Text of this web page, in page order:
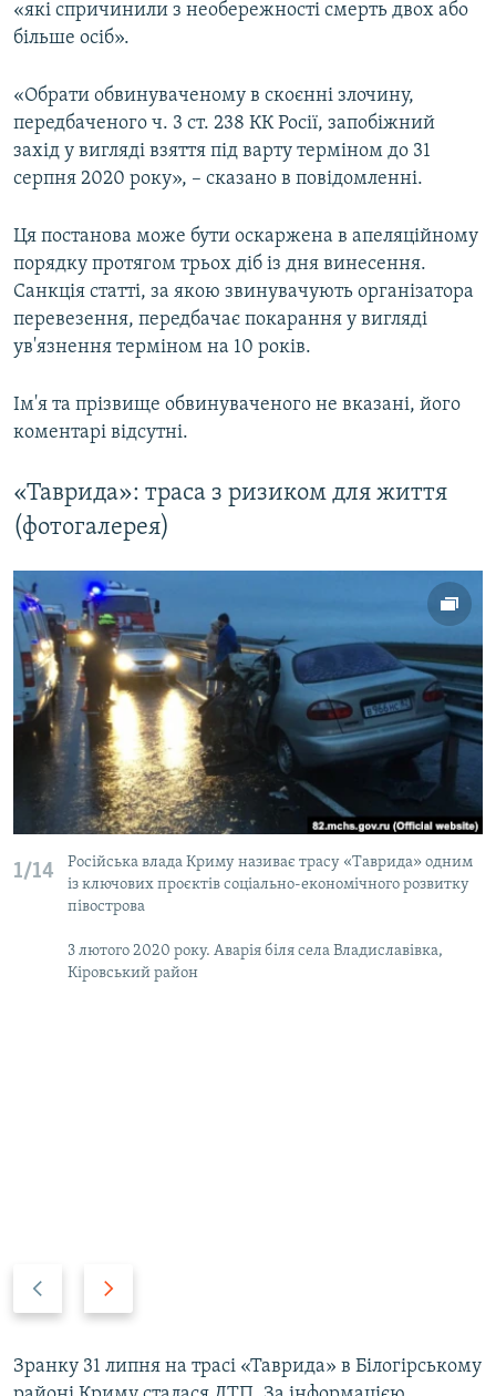
«які спричинили з необережності смерть двох або
більше осіб».
«Обрати обвинуваченому в скоєнні злочину,
передбаченого ч. 3 ст. 238 КК Росії, запобіжний
захід у вигляді взяття під варту терміном до 31
серпня 2020 року», – сказано в повідомленні.
Ця постанова може бути оскаржена в апеляційному
порядку протягом трьох діб із дня винесення.
Санкція статті, за якою звинувачують організатора
перевезення, передбачає покарання у вигляді
ув'язнення терміном на 10 років.
Ім'я та прізвище обвинуваченого не вказані, його
коментарі відсутні.
«Таврида»: траса з ризиком для життя
(фотогалерея)
1/14
Російська влада Криму називає трасу «Таврида» одним
із ключових проєктів соціально-економічного розвитку
півострова
3 лютого 2020 року. Аварія біля села Владиславівка,
Кіровський район
v
i
t
s
Зранку 31 липня на трасі «Таврида» в Білогірському